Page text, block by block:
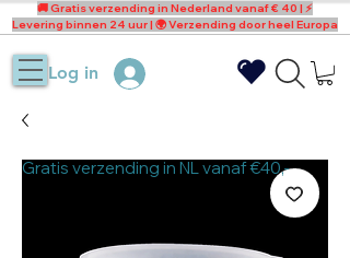
Log in
🚚 Gratis verzending in Nederland vanaf € 40 | ⚡
Levering binnen 24 uur | 🌍 Verzending door heel Europa
Gratis verzending in NL vanaf €40,-